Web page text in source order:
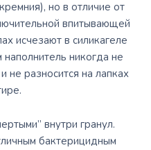
но в отличие от
впитывающей
исчезают в силикагеле
наполнитель никогда не
не разносится на лапках
внутри гранул.
бактерицидным